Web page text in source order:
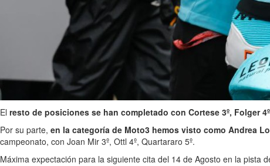
El resto de posiciones se han completado con Cortese 3º, Folger
Por su parte, en la categoría de Moto3 hemos visto como Andrea
campeonato, con Joan Mir 3º, Ottl 4º, Quartararo 5º.
Máxima expectación para la siguiente cita del 14 de Agosto en la pista